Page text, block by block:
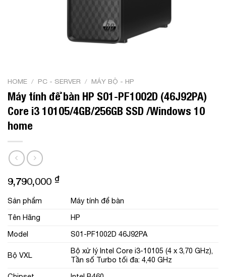
HOME / PC - SERVER / MÁY BỘ - HP
Máy tính để bàn HP S01-PF1002D (46J92PA)
Core i3 10105/4GB/256GB SSD /Windows 10
home
9,790,000 ₫
Sản phẩm
Máy tính để bàn
Tên Hãng
HP
Model
S01-PF1002D 46J92PA
Bộ VXL
Bộ xử lý Intel Core i3-10105 (4 x 3,70 GHz),
Tần số Turbo tối đa: 4,40 GHz